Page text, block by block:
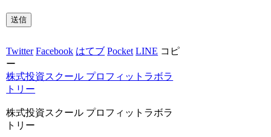
Twitter Facebook はてブ Pocket LINE コピ
ー
株式投資スクール プロフィットラボラ
トリー
株式投資スクール プロフィットラボラ
トリー